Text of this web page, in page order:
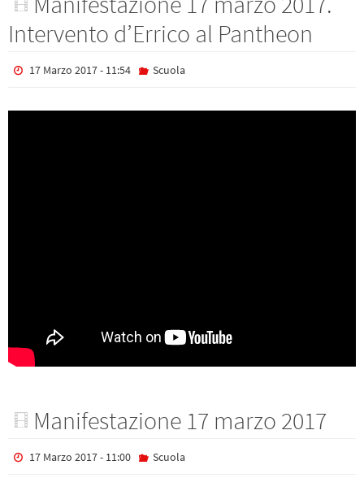
Intervento d’Errico al Pantheon
17 Marzo 2017 - 11:54 Scuola
Manifestazione 17 marzo 2017
17 Marzo 2017 - 11:00 Scuola